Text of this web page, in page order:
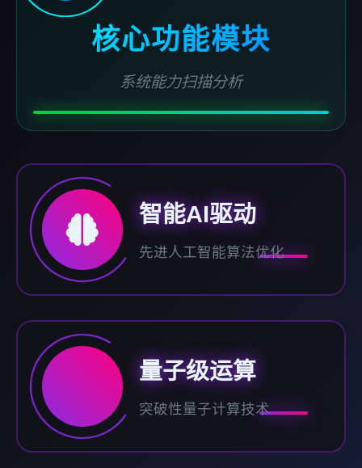
核心功能模块
系统能力扫描分析
智能AI驱动
先进人工智能算法优化
量子级运算
突破性量子计算技术